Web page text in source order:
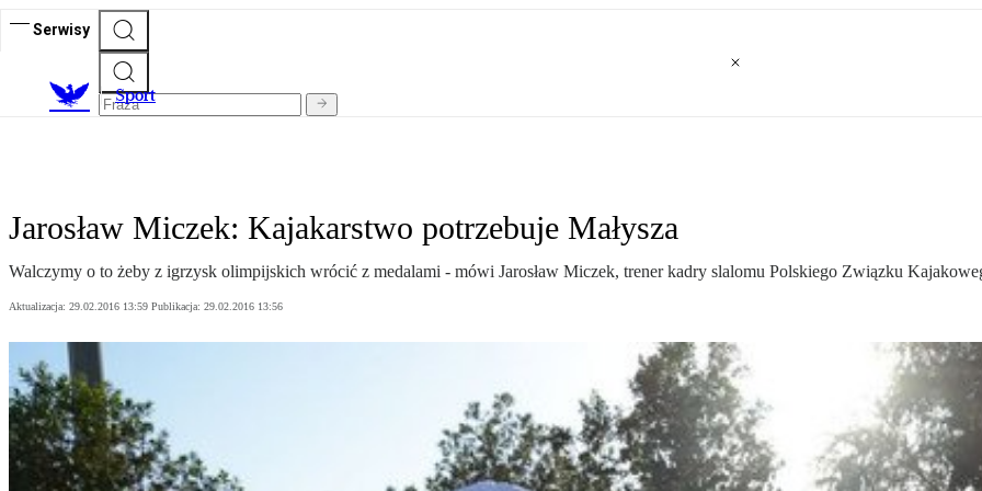
Serwisy
Sport
Jarosław Miczek: Kajakarstwo potrzebuje Małysza
Walczymy o to żeby z igrzysk olimpijskich wrócić z medalami - mówi Jarosław Miczek, trener kadry slalomu Polskiego Związku
Aktualizacja: 29.02.2016 13:59 Publikacja: 29.02.2016 13:56